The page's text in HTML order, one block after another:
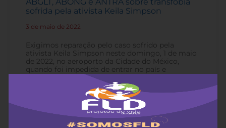
sofrida pela ativista Keila Simpson
3 de maio de 2022
Exigimos reparação pelo caso sofrido pela
ativista Keila Simpson neste domingo, 1 de maio
de 2022, no aeroporto da Cidade do México,
quando foi impedida de entrar no país e
participar do Fórum Social Mundial.
Leia mais